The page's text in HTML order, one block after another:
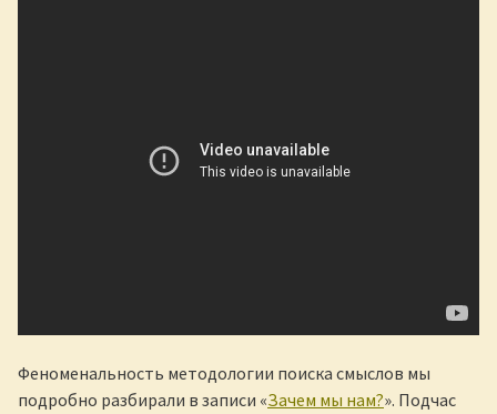
Феноменальность методологии поиска смыслов мы
подробно разбирали в записи «Зачем мы нам?». Подчас